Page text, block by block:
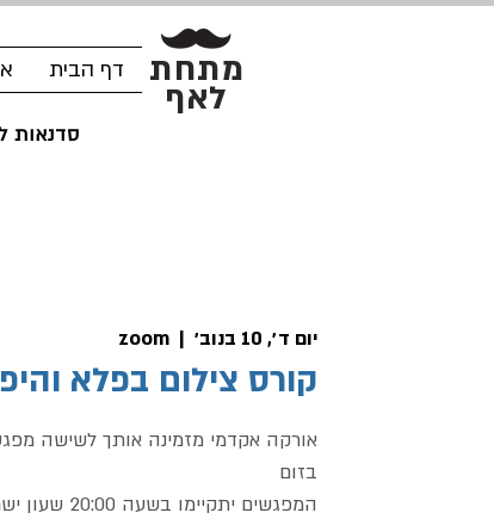
דף הבית
סדנאות
מתחת
לאף
יום ד׳, 10 בנוב׳
  |
zoom
קורס צילום בפלא
אורקה אקדמי מזמינה אותך לשישה